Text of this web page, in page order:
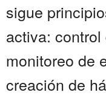
sigue
activa:
monitoreo de
creación de